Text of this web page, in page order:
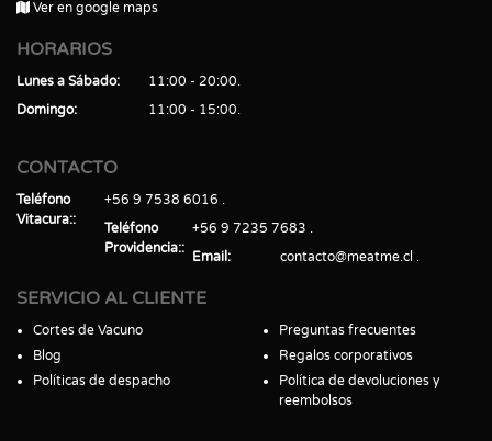
Ver en google maps
HORARIOS
Lunes a Sábado
11:00 - 20:00
Domingo
11:00 - 15:00
CONTACTO
Teléfono
Vitacura:
+56 9 7538 6016
Teléfono
Providencia:
+56 9 7235 7683
Email
contacto@meatme.cl
SERVICIO AL CLIENTE
Cortes de Vacuno
Blog
Políticas de despacho
Preguntas frecuentes
Regalos corporativos
Política de devoluciones y
reembolsos